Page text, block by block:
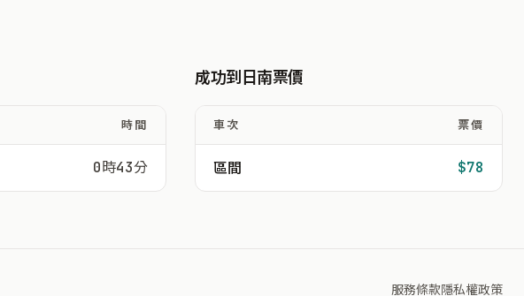
時間
0時43分
成功到日南票價
車次 票價
區間 $78
服務條款隱私權政策